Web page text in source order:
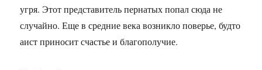
угря. Этот представитель пернатых попал сюда не
случайно. Еще в средние века возникло поверье, будто
аист приносит счастье и благополучие.